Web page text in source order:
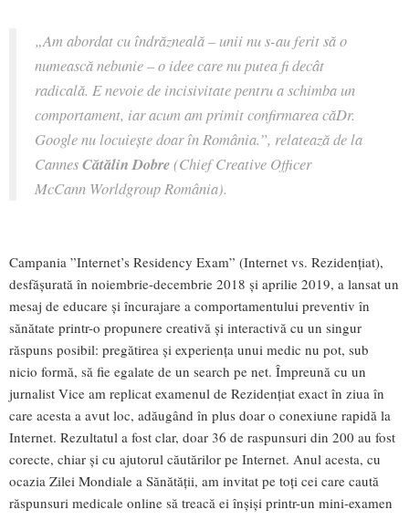
„Am abordat cu îndrăzneală – unii nu s-au ferit să o
numească nebunie – o idee care nu putea fi decât
radicală. E nevoie de incisivitate pentru a schimba un
comportament, iar acum am primit confirmarea căDr.
Google nu locuiește doar în România.”, relatează de la
CannesCătălin Dobre(Chief Creative Officer
McCann Worldgroup România).
Campania ”Internet’s Residency Exam” (Internet vs. Rezidențiat),
desfășurată în noiembrie-decembrie 2018 și aprilie 2019, a lansat un
mesaj de educare și încurajare a comportamentului preventiv în
sănătate printr-o propunere creativă și interactivă cu un singur
răspuns posibil: pregătirea și experiența unui medic nu pot, sub
nicio formă, să fie egalate de un search pe net. Împreună cu un
jurnalist Vice am replicat examenul de Rezidențiat exact în ziua în
care acesta a avut loc, adăugând în plus doar o conexiune rapidă la
Internet. Rezultatul a fost clar, doar 36 de raspunsuri din 200 au fost
corecte, chiar și cu ajutorul căutărilor pe Internet. Anul acesta, cu
ocazia Zilei Mondiale a Sănătății, am invitat pe toți cei care caută
răspunsuri medicale online să treacă ei înșiși printr-un mini-examen